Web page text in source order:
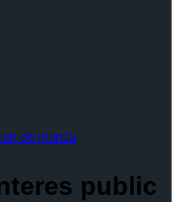
de munca
public